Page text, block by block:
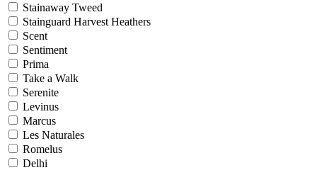
Stainaway Tweed
Stainguard Harvest Heathers
Scent
Sentiment
Prima
Take a Walk
Serenite
Levinus
Marcus
Les Naturales
Romelus
Delhi